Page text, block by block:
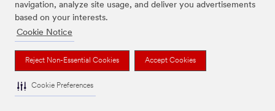
navigation, analyze site usage, and deliver you advertisements
based on your interests.
Cookie Notice
Reject Non-Essential Cookies Accept Cookies
Cookie Preferences